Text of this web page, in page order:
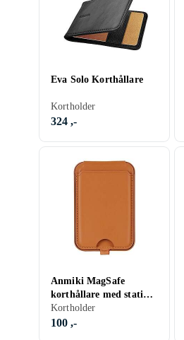
Eva Solo Korthållare
Kortholder
324 ,-
Anmiki MagSafe
korthållare med stativ
magnetisk
Kortholder
100 ,-